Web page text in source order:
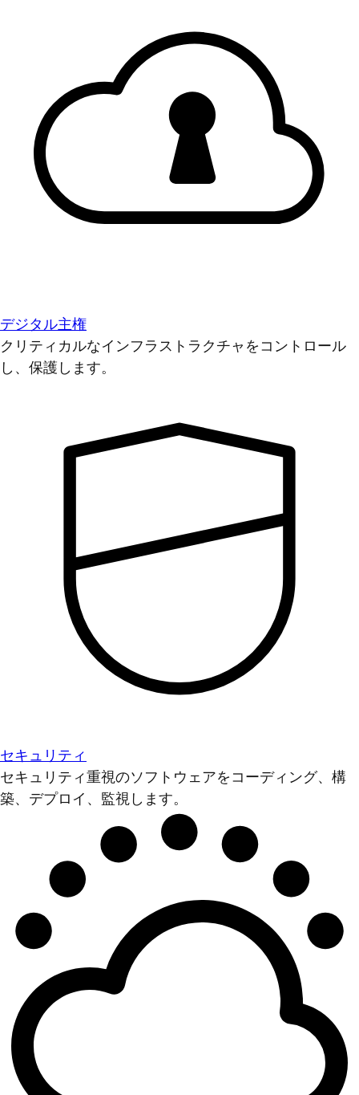
デジタル主権
クリティカルなインフラストラクチャをコントロール
し、保護します。
セキュリティ
セキュリティ重視のソフトウェアをコーディング、構
築、デプロイ、監視します。